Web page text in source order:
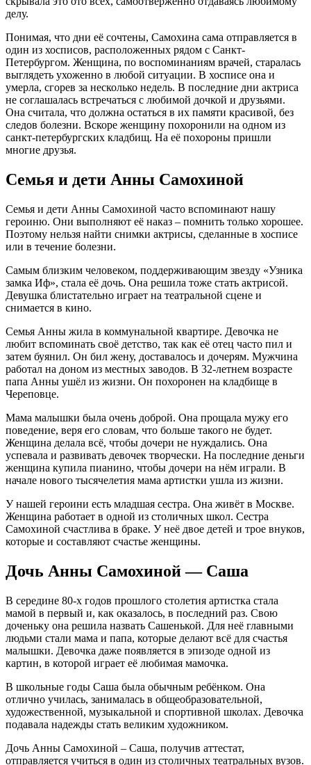
делу.
Понимая, что дни её сочтены, Самохина сама отправляется в
один из хосписов, расположенных рядом с Санкт-
Петербургом. Женщина, по воспоминаниям врачей, старалась
выглядеть ухоженно в любой ситуации. В хосписе она и
умерла, сгорев за несколько недель. В последние дни актриса
не соглашалась встречаться с любимой дочкой и друзьями.
Она считала, что должна остаться в их памяти красивой, без
следов болезни. Вскоре женщину похоронили на одном из
санкт-петербургских кладбищ. На её похороны пришли
многие друзья.
Семья и дети Анны Самохиной
Семья и дети Анны Самохиной часто вспоминают нашу
героиню. Они выполняют её наказ – помнить только хорошее.
Поэтому нельзя найти снимки актрисы, сделанные в хосписе
или в течение болезни.
Самым близким человеком, поддерживающим звезду «Узника
замка Иф», стала её дочь. Она решила тоже стать актрисой.
Девушка блистательно играет на театральной сцене и
снимается в кино.
Семья Анны жила в коммунальной квартире. Девочка не
любит вспоминать своё детство, так как её отец часто пил и
затем буянил. Он бил жену, доставалось и дочерям. Мужчина
работал на доном из местных заводов. В 32-летнем возрасте
папа Анны ушёл из жизни. Он похоронен на кладбище в
Череповце.
Мама малышки была очень доброй. Она прощала мужу его
поведение, веря его словам, что больше такого не будет.
Женщина делала всё, чтобы дочери не нуждались. Она
успевала и развивать девочек творчески. На последние деньги
женщина купила пианино, чтобы дочери на нём играли. В
начале нового тысячелетия мама артистки ушла из жизни.
У нашей героини есть младшая сестра. Она живёт в Москве.
Женщина работает в одной из столичных школ. Сестра
Самохиной счастлива в браке. У неё двое детей и трое внуков,
которые и составляют счастье женщины.
Дочь Анны Самохиной — Саша
В середине 80-х годов прошлого столетия артистка стала
мамой в первый и, как оказалось, в последний раз. Свою
доченьку она решила назвать Сашенькой. Для неё главными
людьми стали мама и папа, которые делают всё для счастья
малышки. Девочка даже появляется в эпизоде одной из
картин, в которой играет её любимая мамочка.
В школьные годы Саша была обычным ребёнком. Она
отлично училась, занималась в общеобразовательной,
художественной, музыкальной и спортивной школах. Девочка
подавала надежды стать великим художником.
Дочь Анны Самохиной – Саша, получив аттестат,
отправляется учиться в один из столичных театральных вузов.